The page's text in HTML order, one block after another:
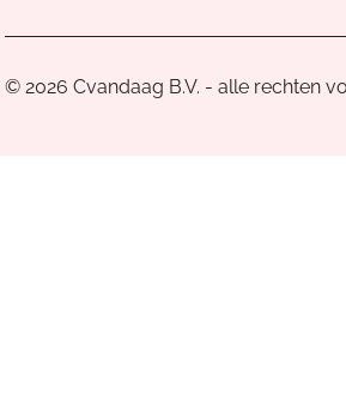
© 2026 Cvandaag B.V. - alle rechten